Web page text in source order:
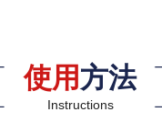
使用方法
Instructions